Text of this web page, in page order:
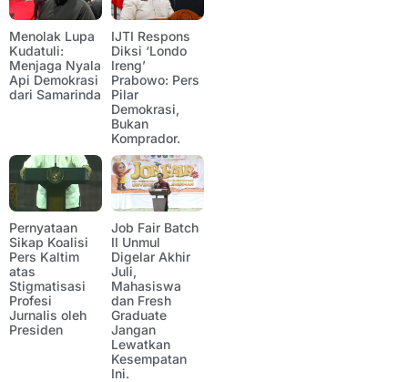
Menolak Lupa
Kudatuli:
Menjaga Nyala
Api Demokrasi
dari Samarinda
IJTI Respons
Diksi ‘Londo
Ireng’
Prabowo: Pers
Pilar
Demokrasi,
Bukan
Komprador.
Pernyataan
Sikap Koalisi
Pers Kaltim
atas
Stigmatisasi
Profesi
Jurnalis oleh
Presiden
Job Fair Batch
II Unmul
Digelar Akhir
Juli,
Mahasiswa
dan Fresh
Graduate
Jangan
Lewatkan
Kesempatan
Ini.